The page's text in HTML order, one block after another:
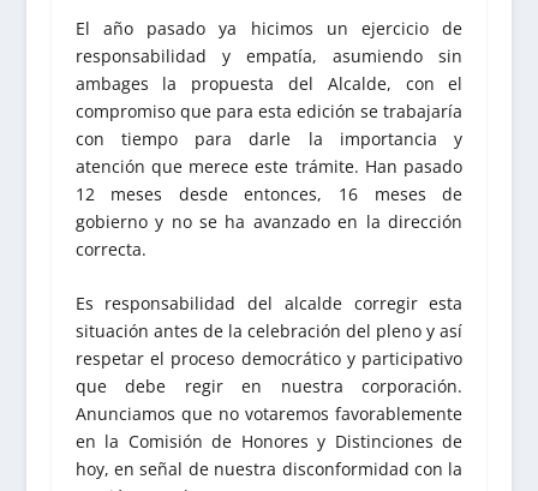
El año pasado ya hicimos un ejercicio de
responsabilidad y empatía, asumiendo sin
ambages la propuesta del Alcalde, con el
compromiso que para esta edición se trabajaría
con tiempo para darle la importancia y
atención que merece este trámite. Han pasado
12 meses desde entonces, 16 meses de
gobierno y no se ha avanzado en la dirección
correcta.
Es responsabilidad del alcalde corregir esta
situación antes de la celebración del pleno y así
respetar el proceso democrático y participativo
que debe regir en nuestra corporación.
Anunciamos que no votaremos favorablemente
en la Comisión de Honores y Distinciones de
hoy, en señal de nuestra disconformidad con la